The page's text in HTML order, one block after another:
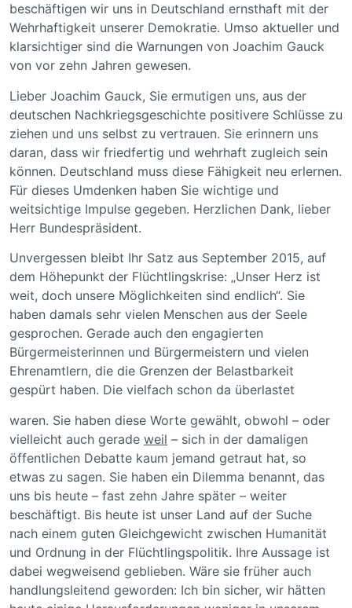
beschäftigen wir uns in Deutschland ernsthaft mit der
Wehrhaftigkeit unserer Demokratie. Umso aktueller und
klarsichtiger sind die Warnungen von Joachim Gauck
von vor zehn Jahren gewesen.
Lieber Joachim Gauck, Sie ermutigen uns, aus der
deutschen Nachkriegsgeschichte positivere Schlüsse zu
ziehen und uns selbst zu vertrauen. Sie erinnern uns
daran, dass wir friedfertig und wehrhaft zugleich sein
können. Deutschland muss diese Fähigkeit neu erlernen.
Für dieses Umdenken haben Sie wichtige und
weitsichtige Impulse gegeben. Herzlichen Dank, lieber
Herr Bundespräsident.
Unvergessen bleibt Ihr Satz aus September 2015, auf
dem Höhepunkt der Flüchtlingskrise: „Unser Herz ist
weit, doch unsere Möglichkeiten sind endlich“. Sie
haben damals sehr vielen Menschen aus der Seele
gesprochen. Gerade auch den engagierten
Bürgermeisterinnen und Bürgermeistern und vielen
Ehrenamtlern, die die Grenzen der Belastbarkeit
gespürt haben. Die vielfach schon da überlastet
waren. Sie haben diese Worte gewählt, obwohl – oder
vielleicht auch gerade weil – sich in der damaligen
öffentlichen Debatte kaum jemand getraut hat, so
etwas zu sagen. Sie haben ein Dilemma benannt, das
uns bis heute – fast zehn Jahre später – weiter
beschäftigt. Bis heute ist unser Land auf der Suche
nach einem guten Gleichgewicht zwischen Humanität
und Ordnung in der Flüchtlingspolitik. Ihre Aussage ist
dabei wegweisend geblieben. Wäre sie früher auch
handlungsleitend geworden: Ich bin sicher, wir hätten